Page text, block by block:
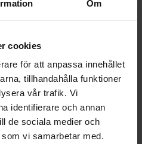
Om
cookies
för att anpassa innehållet
tillhandahålla funktioner
vår trafik. Vi
identifierare och annan
de sociala medier och
vi samarbetar med.